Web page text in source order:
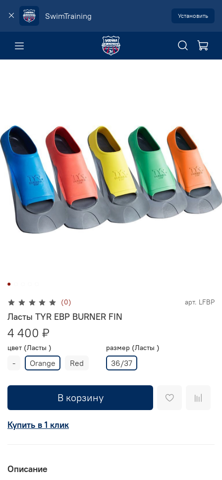
SwimTraining Установить
(0) арт. LFBP
Ласты TYR EBP BURNER FIN
4 400 ₽
цвет (Ласты )
- Orange Red
размер (Ласты )
36/37
В корзину
Купить в 1 клик
Описание